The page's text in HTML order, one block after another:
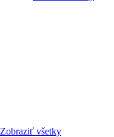
Zobraziť všetky